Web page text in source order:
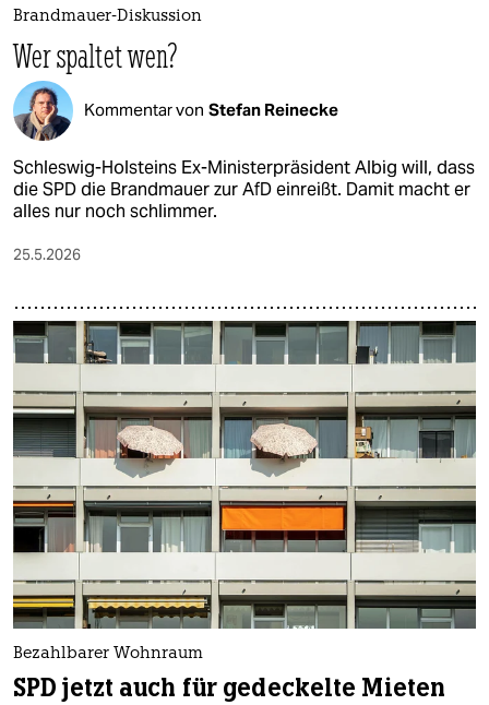
Brandmauer-Diskussion
Wer spaltet wen?​
Kommentar von Stefan Reinecke
Schleswig-Holsteins Ex-Ministerpräsident Albig will, dass
die SPD die Brandmauer zur AfD einreißt. Damit macht er
alles nur noch schlimmer.
25.5.2026
Bezahlbarer Wohnraum
SPD jetzt auch für gedeckelte Mieten